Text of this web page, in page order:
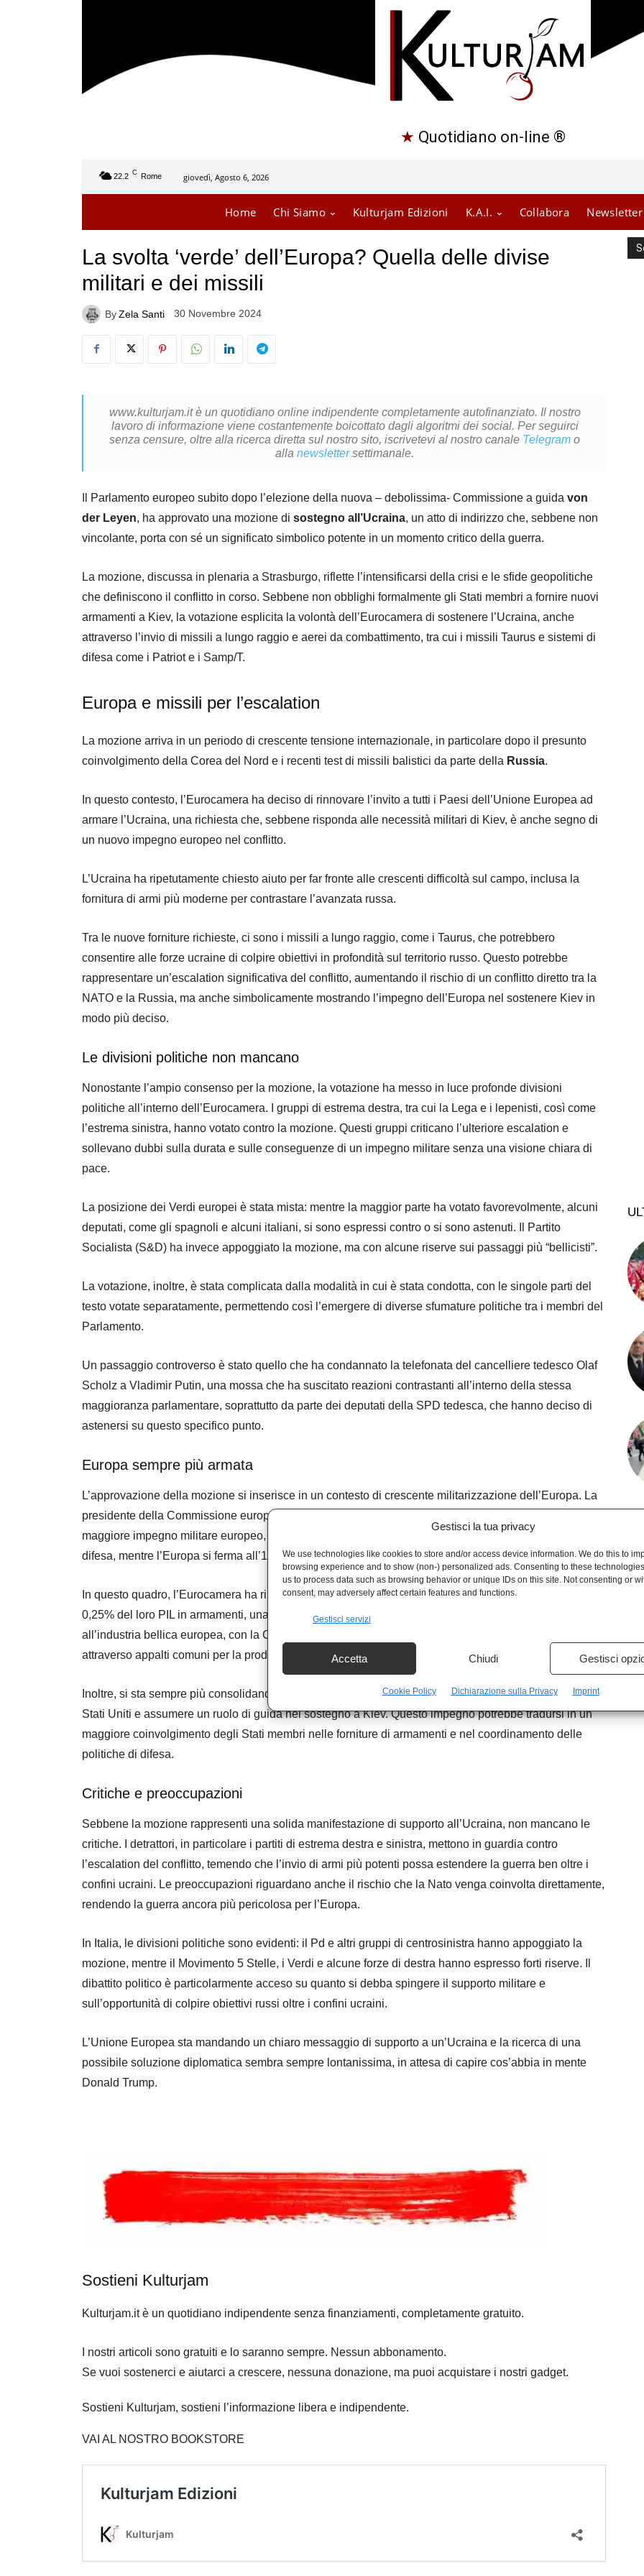
Gestisci la tua privacy
We use technologies like cookies to store and/or access device information. We do this to
browsing experience and to show (non-) personalized ads. Consenting to these
us to process data such as browsing behavior or unique IDs on this site. Not consenting or
consent, may adversely affect certain features and functions.
Gestisci servizi
Accetta Chiudi Gestisci
Cookie Policy Dichiarazione sulla Privacy Imprint
★ Quotidiano on-line ®
22.2 C Rome giovedì, Agosto 6, 2026
Home Chi Siamo Kulturjam Edizioni K.A.I. Collabora Newsletter
La svolta ‘verde’ dell’Europa? Quella delle divise
militari e dei missili
ByZela Santi 30 Novembre 2024
www.kulturjam.it è un quotidiano online indipendente completamente autofinanziato. Il nostro
lavoro di informazione viene costantemente boicottato dagli algoritmi dei social. Per seguirci
senza censure, oltre alla ricerca diretta sul nostro sito, iscrivetevi al nostro canale Telegram o
allanewslettersettimanale.
Il Parlamento europeo subito dopo l’elezione della nuova – debolissima- Commissione a guida von
der Leyen, ha approvato una mozione di sostegno all’Ucraina, un atto di indirizzo che, sebbene non
vincolante, porta con sé un significato simbolico potente in un momento critico della guerra.
La mozione, discussa in plenaria a Strasburgo, riflette l’intensificarsi della crisi e le sfide geopolitiche
che definiscono il conflitto in corso. Sebbene non obblighi formalmente gli Stati membri a fornire nuovi
armamenti a Kiev, la votazione esplicita la volontà dell’Eurocamera di sostenere l’Ucraina, anche
attraverso l’invio di missili a lungo raggio e aerei da combattimento, tra cui i missili Taurus e sistemi di
difesa come i Patriot e i Samp/T.
Europa e missili per l’escalation
La mozione arriva in un periodo di crescente tensione internazionale, in particolare dopo il presunto
coinvolgimento della Corea del Nord e i recenti test di missili balistici da parte della Russia.
In questo contesto, l’Eurocamera ha deciso di rinnovare l’invito a tutti i Paesi dell’Unione Europea ad
armare l’Ucraina, una richiesta che, sebbene risponda alle necessità militari di Kiev, è anche segno di
un nuovo impegno europeo nel conflitto.
L’Ucraina ha ripetutamente chiesto aiuto per far fronte alle crescenti difficoltà sul campo, inclusa la
fornitura di armi più moderne per contrastare l’avanzata russa.
Tra le nuove forniture richieste, ci sono i missili a lungo raggio, come i Taurus, che potrebbero
consentire alle forze ucraine di colpire obiettivi in profondità sul territorio russo. Questo potrebbe
rappresentare un’escalation significativa del conflitto, aumentando il rischio di un conflitto diretto tra la
NATO e la Russia, ma anche simbolicamente mostrando l’impegno dell’Europa nel sostenere Kiev in
modo più deciso.
Le divisioni politiche non mancano
Nonostante l’ampio consenso per la mozione, la votazione ha messo in luce profonde divisioni
politiche all’interno dell’Eurocamera. I gruppi di estrema destra, tra cui la Lega e i lepenisti, così come
l’estrema sinistra, hanno votato contro la mozione. Questi gruppi criticano l’ulteriore escalation e
sollevano dubbi sulla durata e sulle conseguenze di un impegno militare senza una visione chiara di
pace.
La posizione dei Verdi europei è stata mista: mentre la maggior parte ha votato favorevolmente, alcuni
deputati, come gli spagnoli e alcuni italiani, si sono espressi contro o si sono astenuti. Il Partito
Socialista (S&D) ha invece appoggiato la mozione, ma con alcune riserve sui passaggi più “bellicisti”.
La votazione, inoltre, è stata complicata dalla modalità in cui è stata condotta, con le singole parti del
testo votate separatamente, permettendo così l’emergere di diverse sfumature politiche tra i membri del
Parlamento.
Un passaggio controverso è stato quello che ha condannato la telefonata del cancelliere tedesco Olaf
Scholz a Vladimir Putin, una mossa che ha suscitato reazioni contrastanti all’interno della stessa
maggioranza parlamentare, soprattutto da parte dei deputati della SPD tedesca, che hanno deciso di
astenersi su questo specifico punto.
Europa sempre più armata
L’approvazione della mozione si inserisce in un contesto di crescente militarizzazione dell’Europa. La
presidente della Commissione europea, Ursula von der Leyen, aveva sottolineato la necessità di un
maggiore impegno militare europeo, dato che la Russia destina il 9% del suo PIL alla spesa per la
difesa, mentre l’Europa si ferma all’1,9%.
In questo quadro, l’Eurocamera ha ribadito che i Paesi UE devono impegnarsi a fornire almeno lo
0,25% del loro PIL in armamenti, una richiesta che implica un ulteriore aumento delle risorse destinate
all’industria bellica europea, con la Commissione che spinge per la cooperazione tra i Paesi membri
attraverso appalti comuni per la produzione di armi e munizioni.
Inoltre, si sta sempre più consolidando l’idea che l’Europa debba diventare meno dipendente dagli
Stati Uniti e assumere un ruolo di guida nel sostegno a Kiev. Questo impegno potrebbe tradursi in un
maggiore coinvolgimento degli Stati membri nelle forniture di armamenti e nel coordinamento delle
politiche di difesa.
Critiche e preoccupazioni
Sebbene la mozione rappresenti una solida manifestazione di supporto all’Ucraina, non mancano le
critiche. I detrattori, in particolare i partiti di estrema destra e sinistra, mettono in guardia contro
l’escalation del conflitto, temendo che l’invio di armi più potenti possa estendere la guerra ben oltre i
confini ucraini. Le preoccupazioni riguardano anche il rischio che la Nato venga coinvolta direttamente,
rendendo la guerra ancora più pericolosa per l’Europa.
In Italia, le divisioni politiche sono evidenti: il Pd e altri gruppi di centrosinistra hanno appoggiato la
mozione, mentre il Movimento 5 Stelle, i Verdi e alcune forze di destra hanno espresso forti riserve. Il
dibattito politico è particolarmente acceso su quanto si debba spingere il supporto militare e
sull’opportunità di colpire obiettivi russi oltre i confini ucraini.
L’Unione Europea sta mandando un chiaro messaggio di supporto a un’Ucraina e la ricerca di una
possibile soluzione diplomatica sembra sempre lontanissima, in attesa di capire cos’abbia in mente
Donald Trump.
Sostieni Kulturjam
Kulturjam.it è un quotidiano indipendente senza finanziamenti, completamente gratuito.
I nostri articoli sono gratuiti e lo saranno sempre. Nessun abbonamento.
Se vuoi sostenerci e aiutarci a crescere, nessuna donazione, ma puoi acquistare i nostri gadget.
Sostieni Kulturjam, sostieni l’informazione libera e indipendente.
VAI AL NOSTRO BOOKSTORE